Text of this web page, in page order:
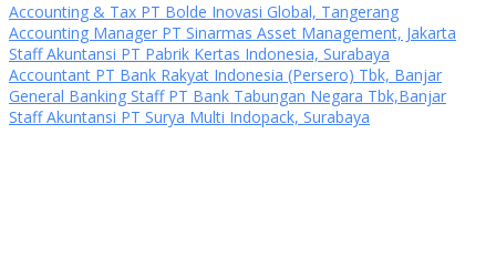
Accounting & Tax PT Bolde Inovasi Global, Tangerang
Accounting Manager PT Sinarmas Asset Management, Jakarta
Staff Akuntansi PT Pabrik Kertas Indonesia, Surabaya
Accountant PT Bank Rakyat Indonesia (Persero) Tbk, Banjar
General Banking Staff PT Bank Tabungan Negara Tbk,Banjar
Staff Akuntansi PT Surya Multi Indopack, Surabaya